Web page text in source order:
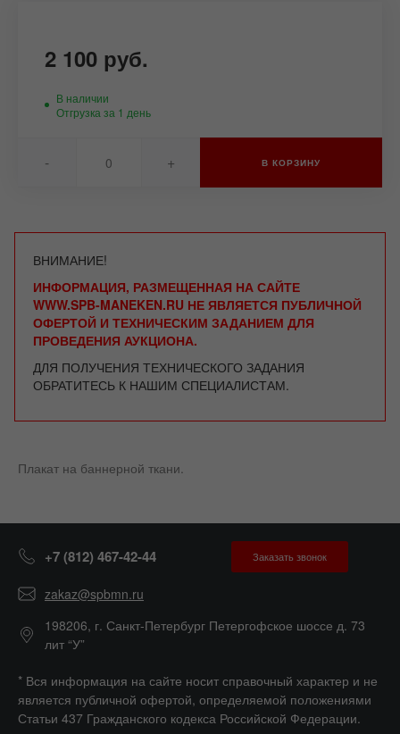
2 100 руб.
В наличии
Отгрузка за 1 день
- + В КОРЗИНУ
ВНИМАНИЕ!
ИНФОРМАЦИЯ, РАЗМЕЩЕННАЯ НА САЙТЕ
WWW.SPB-MANEKEN.RU НЕ ЯВЛЯЕТСЯ ПУБЛИЧНОЙ
ОФЕРТОЙ И ТЕХНИЧЕСКИМ ЗАДАНИЕМ ДЛЯ
ПРОВЕДЕНИЯ АУКЦИОНА.
ДЛЯ ПОЛУЧЕНИЯ ТЕХНИЧЕСКОГО ЗАДАНИЯ
ОБРАТИТЕСЬ К НАШИМ СПЕЦИАЛИСТАМ.
Плакат на баннерной ткани.
+7 (812) 467-42-44 Заказать звонок
zakaz@spbmn.ru
198206, г. Санкт-Петербург Петергофское шоссе д. 73
лит “У”
* Вся информация на сайте носит справочный характер и не
является публичной офертой, определяемой положениями
Статьи 437 Гражданского кодекса Российской Федерации.